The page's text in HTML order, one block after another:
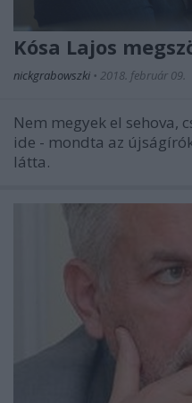
Kósa Lajos
nickgrabowszki • 2018. február 09.
Nem megyek el sehova,
ide - mondta az
látta.